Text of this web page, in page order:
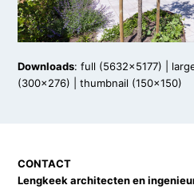
Downloads:full (5632x5177)
(300x276) |thumbnail (150x150)
CONTACT
Lengkeek architecten en